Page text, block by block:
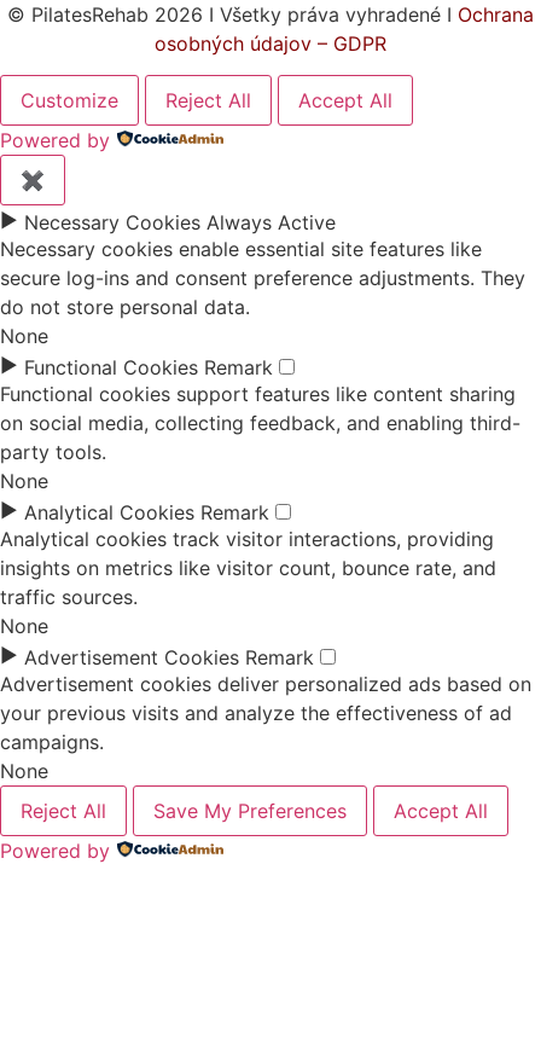
© PilatesRehab 2026 I Všetky práva vyhradené I Ochrana
osobných údajov – GDPR
Customize Reject All
Accept All
Powered by
✖
► Necessary Cookies Always Active
Necessary cookies enable essential site features like
secure log-ins and consent preference adjustments. They
do not store personal data.
None
► Functional Cookies Remark
Functional cookies support features like content sharing
on social media, collecting feedback, and enabling third-
party tools.
None
► Analytical Cookies Remark
Analytical cookies track visitor interactions, providing
insights on metrics like visitor count, bounce rate, and
traffic sources.
None
► Advertisement Cookies Remark
Advertisement cookies deliver personalized ads based on
your previous visits and analyze the effectiveness of ad
campaigns.
None
Reject All
Save My Preferences
Accept All
Powered by